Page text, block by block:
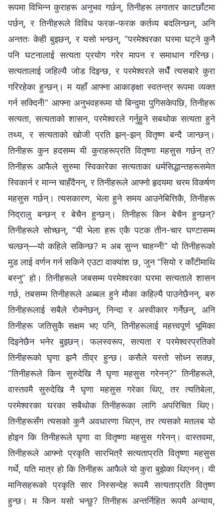
रूपमा विभिन्न कुराहरू अनुभव गर्छन्, तिनीहरू लगातार काटछाँटमा
पर्छन्, र तिनीहरूले विविध फरक-फरक कर्तव्य बदलिन्छन्, अनि
अन्ततः केही बुझ्छन्, र यसो भन्छन्, “परमेश्वरका घरमा घट्ने कुनै
पनि घटनालाई सत्यता प्रयोग गरेर मापन र समाधान गरिन्छ।
सत्यतालाई जहिल्यै जोड दिइन्छ, र परमेश्वरले सधैँ त्यसबारे कुरा
गरिरहेका हुन्छन्। म यहाँ आफ्ना आकाङ्क्षा स्वतन्त्र रूपमा व्यक्त
गर्न सक्दिनँ!” आफ्ना अनुभवहरूमा यो बिन्दुमा पुगिसकेपछि, तिनीहरू
सत्यता, सत्यताको शासन, परमेश्वरले गर्नुहुने सबथोक सत्यता हुने
तथ्य, र सत्यताको खोजी प्रति झन्-झन् वितृष्ण बन्दै जान्छन्।
तिनीहरू कुन हदसम्म यी कुराहरूप्रति वितृष्णा महसुस गर्छन् त?
तिनीहरू आफैले सुरुमा स्विकारेका सत्यताका धर्मसिद्धान्तहरूसमेत
स्विकार्न र मान्न चाहँदैनन्, र तिनीहरूले आफ्नो हृदयमा चरम विकर्षण
महसुस गर्छन्। त्यसकारण, भेला हुने समय आउनेबित्तिकै, तिनीहरू
निद्रालु बन्छन् र बेचैन हुन्छन्। तिनीहरू किन बेचैन हुन्छन्?
तिनीहरूले सोच्छन्, “यी भेला हरू एकै पटक तीन-चार घण्टासम्म
चल्छन्—यो कहिले सकिन्छ? म अब सुन्न चाहन्नँ!” यो तिनीहरूको
मुड लाई वर्णन गर्न सकिने एउटा वाक्यांश छ, जुन “सियो र काँटीमाथि
बस्नु” हो। तिनीहरूले जबसम्म परमेश्वरका घरमा सत्यताले शासन
गर्छ, तबसम्म तिनीहरूले अब्बल हुने मौका कहिल्यै पाउनेछैनन्, बरु
तिनीहरूलाई सबैले रोक्नेछन्, निन्दा र अस्वीकार गर्नेछन्, अनि
तिनीहरू जतिसुकै सक्षम भए पनि, तिनीहरूलाई महत्त्वपूर्ण भूमिका
दिइनेछैन भनेर बुझ्छन्। फलस्वरूप, सत्यता र परमेश्वरप्रतिको
तिनीहरूको घृणा झनै तीव्र हुन्छ। कसैले यस्तो सोध्न सक्छ,
“तिनीहरूले किन सुरुदेखि नै घृणा महसुस गरेनन्?” तिनीहरूले,
वास्तवमै सुरुदेखि नै घृणा महसुस गरेका थिए, तर त्यतिबेला,
परमेश्वरका घरका सबैथोक तिनीहरूका लागि अपरिचित थिए।
तिनीहरूसँग त्यसको कुनै अवधारणा थिएन, तर त्यसको मतलब यो
होइन कि तिनीहरूले घृणा वा वितृष्णा महसुस गरेनन्। वास्तवमा,
तिनीहरूले आफ्नो प्रकृति सारभित्रै सत्यताप्रति वितृष्णा महसुस
गर्थे, यति मात्र हो कि तिनीहरू आफैले यो कुरा बुझेका थिएनन्। यी
मानिसहरूको प्रकृति सार निस्सन्देह रूपमै सत्यताप्रति वितृष्ण
हुन्छ। म किन यसो भन्छु? तिनीहरू अन्तर्निहित रूपमै अन्याय,